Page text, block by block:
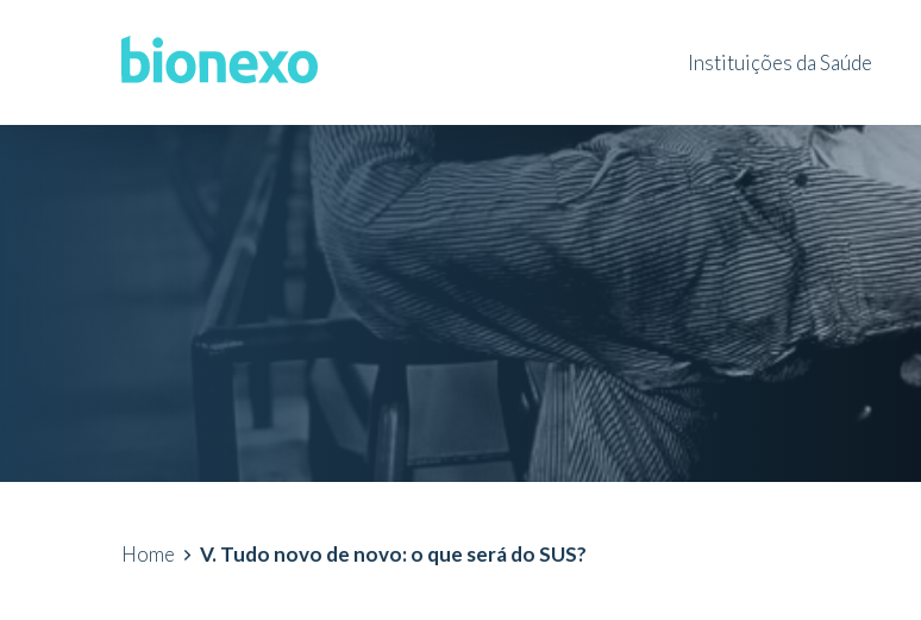
Instituições da Saúde
Home V. Tudo novo de novo: o que será do SUS?